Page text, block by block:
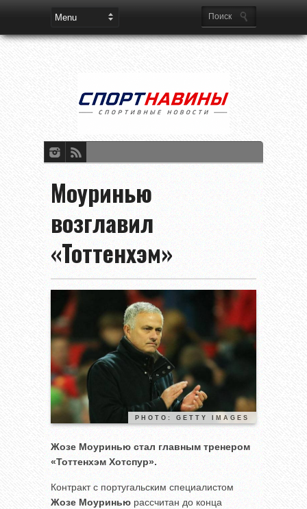
Моуринью
возглавил
«Тоттенхэм»
PHOTO: GETTY IMAGES
Жозе Моуринью стал главным тренером
«Тоттенхэм Хотспур».
Контракт с португальским специалистом
Жозе Моуринью рассчитан до конца